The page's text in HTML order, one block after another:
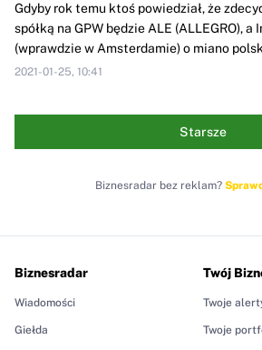
Gdyby rok temu ktoś powiedział, że
spółką na GPW będzie ALE (ALLEGRO),
(wprawdzie w Amsterdamie) o miano
2021-01-25, 10:41
Starsze
Biznesradar bez reklam?
Biznesradar
Wiadomości
Giełda
Twój
Twoje
Twoje